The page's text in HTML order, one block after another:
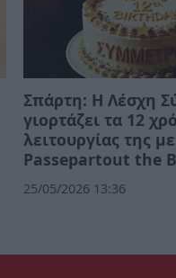
Σπάρτη: Η Λέσχη
γιορτάζει τα 12
λειτουργίας της
Passepartout the
25/05/2026 13:36